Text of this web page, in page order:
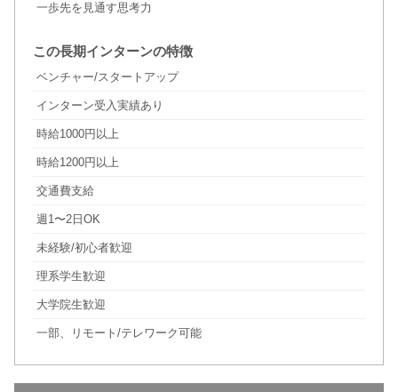
一歩先を見通す思考力
この長期インターンの特徴
ベンチャー/スタートアップ
インターン受入実績あり
時給1000円以上
時給1200円以上
交通費支給
週1〜2日OK
未経験/初心者歓迎
理系学生歓迎
大学院生歓迎
一部、リモート/テレワーク可能